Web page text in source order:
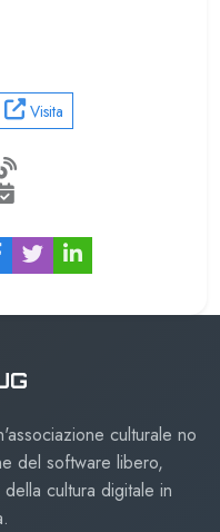
Visita
0 articoli
8 eventi
culturale no
del software libero,
cultura digitale in